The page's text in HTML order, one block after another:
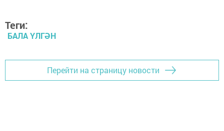
Теги:
БАЛА ҮЛГӘН
Перейти на страницу новости